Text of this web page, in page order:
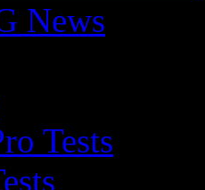
News
Tests